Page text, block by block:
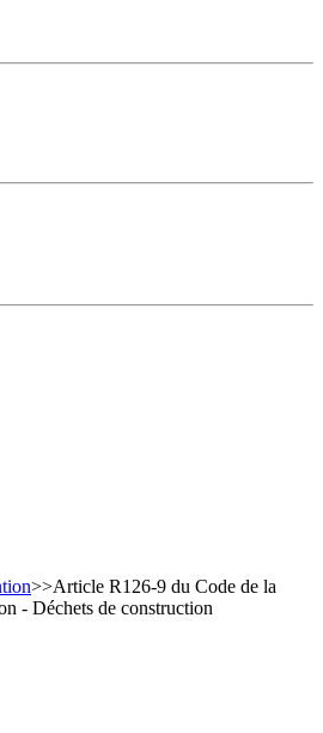
>>Article R126-9 du Code de la
- Déchets de construction